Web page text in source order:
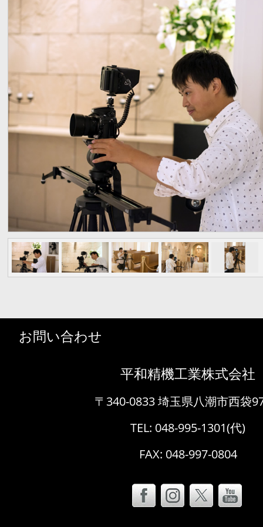
お問い合わせ
平和精機工業株式会社
〒340-0833 埼玉県八潮市西袋
TEL: 048-995-1301(代)
FAX: 048-997-0804